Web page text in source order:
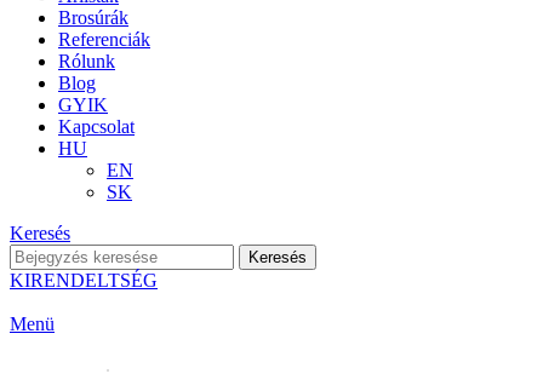
Brosúrák
Referenciák
Rólunk
Blog
GYIK
Kapcsolat
HU
EN
SK
Keresés
Keresés
KIRENDELTSÉG
Menü